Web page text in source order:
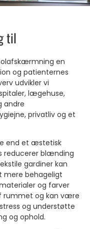
til
en
og patienternes
udvikler vi
lægehuse,
andre
privatliv og et
end et æstetisk
reducerer blænding
gardiner kan
mere behageligt
og farver
rummet og kan være
og understøtte
og ophold.